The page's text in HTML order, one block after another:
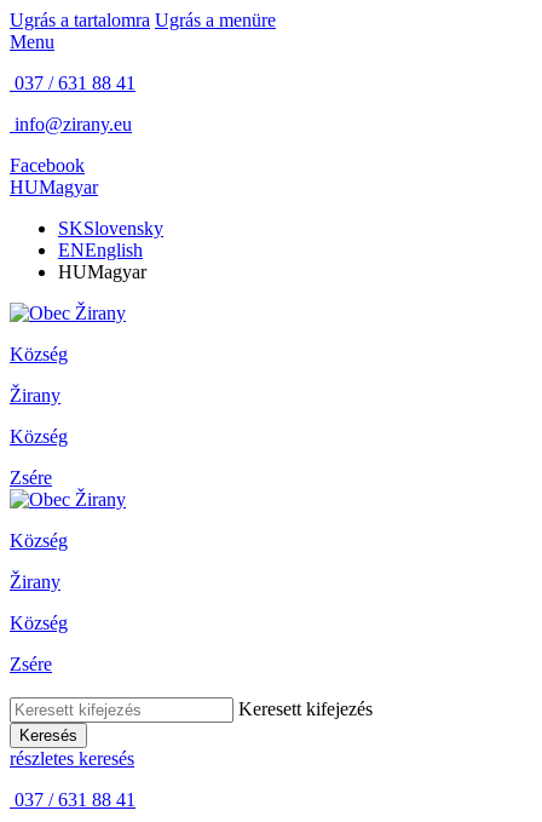
Ugrás a tartalomra Ugrás a menüre
Menu
037 / 631 88 41
info@zirany.eu
Facebook
HUMagyar
SKSlovensky
ENEnglish
HUMagyar
Község
Žirany
Község
Zsére
Község
Žirany
Község
Zsére
Keresett kifejezés
Keresés
részletes keresés
037 / 631 88 41